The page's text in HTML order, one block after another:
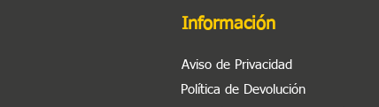
Información
Aviso de Privacidad
Política de Devolución